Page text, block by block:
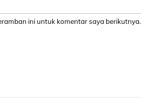
ini untuk komentar saya berikutnya.